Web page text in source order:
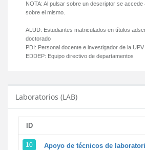
NOTA: Al pulsar sobre un descriptor se accede
sobre el mismo.
ALUD: Estudiantes matriculados en títulos
doctorado
PDI: Personal docente e investigador de la UPV
EDDEP: Equipo directivo de departamentos
Laboratorios (LAB)
ID
10 Apoyo de técnicos de